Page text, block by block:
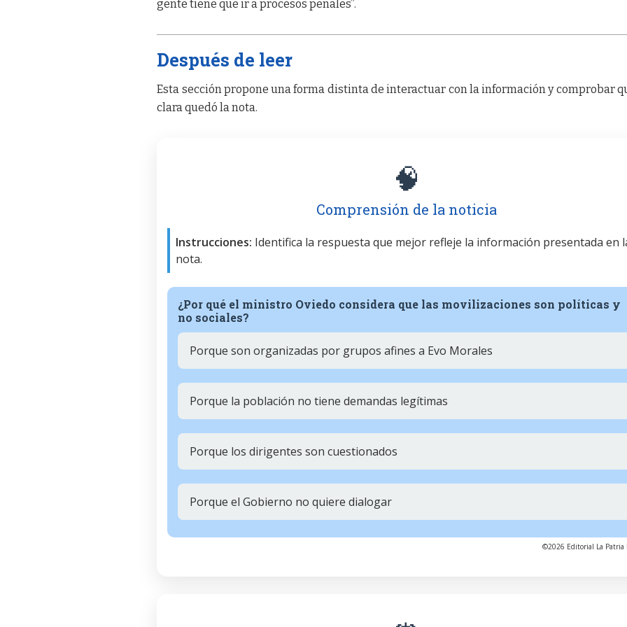
gente tiene que ir a procesos penales”.
Después de leer
Esta sección propone una forma distinta de interactuar con la información y comprobar
clara quedó la nota.
🧠
Comprensión de la noticia
Instrucciones: Identifica la respuesta que mejor refleje la información presentada en
nota.
¿Por qué el ministro Oviedo considera que las movilizaciones son políticas y
no sociales?
Porque son organizadas por grupos afines a Evo Morales
Porque la población no tiene demandas legítimas
Porque los dirigentes son cuestionados
Porque el Gobierno no quiere dialogar
©2026 Editorial La Patria